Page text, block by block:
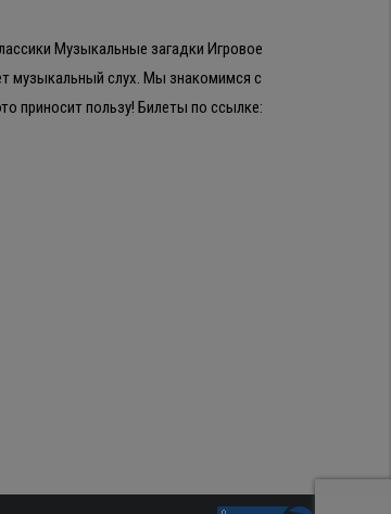
Музыкальные загадки Игровое
музыкальный слух. Мы знакомимся с
приносит пользу! Билеты по ссылке: